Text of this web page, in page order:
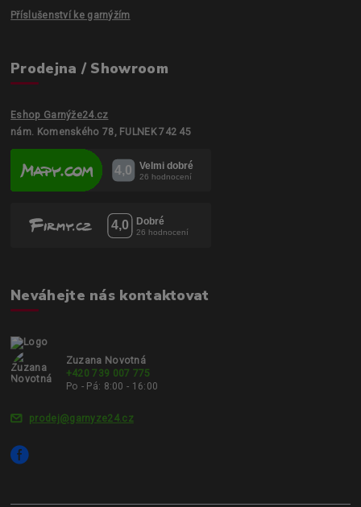
Příslušenství ke garnýžím
Prodejna / Showroom
Eshop Garnýže24.cz
nám. Komenského 78, FULNEK 742 45
Neváhejte nás kontaktovat
Zuzana Novotná
+420 739 007 775
Po - Pá: 8:00 - 16:00
prodej@garnyze24.cz